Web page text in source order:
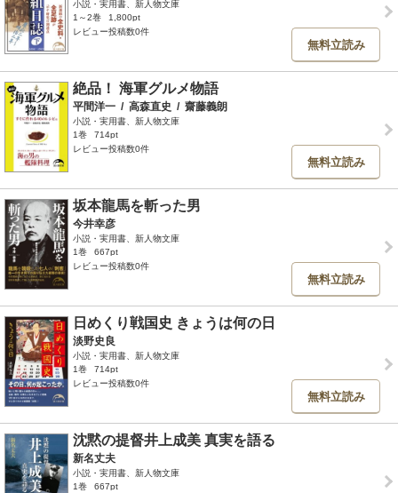
小説・実用書、新人物文庫
1～2巻
1,800pt
レビュー投稿数0件
無料立読み
絶品！ 海軍グルメ物語
平間洋一 / 高森直史 / 齋藤義朗
小説・実用書、新人物文庫
1巻
714pt
レビュー投稿数0件
無料立読み
坂本龍馬を斬った男
今井幸彦
小説・実用書、新人物文庫
1巻
667pt
レビュー投稿数0件
無料立読み
日めくり戦国史 きょうは何の日
淡野史良
小説・実用書、新人物文庫
1巻
714pt
レビュー投稿数0件
無料立読み
沈黙の提督井上成美 真実を語る
新名丈夫
小説・実用書、新人物文庫
1巻
667pt